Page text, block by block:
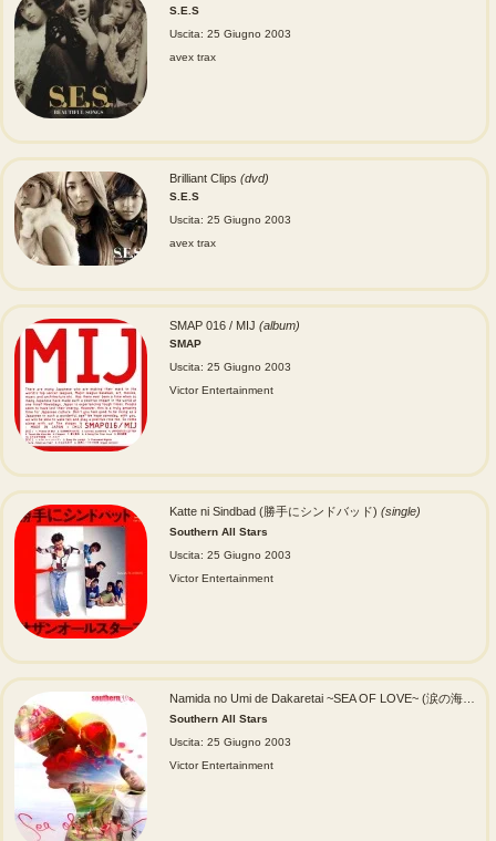
S.E.S
Uscita: 25 Giugno 2003
avex trax
Brilliant Clips (dvd)
S.E.S
Uscita: 25 Giugno 2003
avex trax
SMAP 016 / MIJ (album)
SMAP
Uscita: 25 Giugno 2003
Victor Entertainment
Katte ni Sindbad (勝手にシンドバッド) (single)
Southern All Stars
Uscita: 25 Giugno 2003
Victor Entertainment
Southern All Stars
Uscita: 25 Giugno 2003
Victor Entertainment